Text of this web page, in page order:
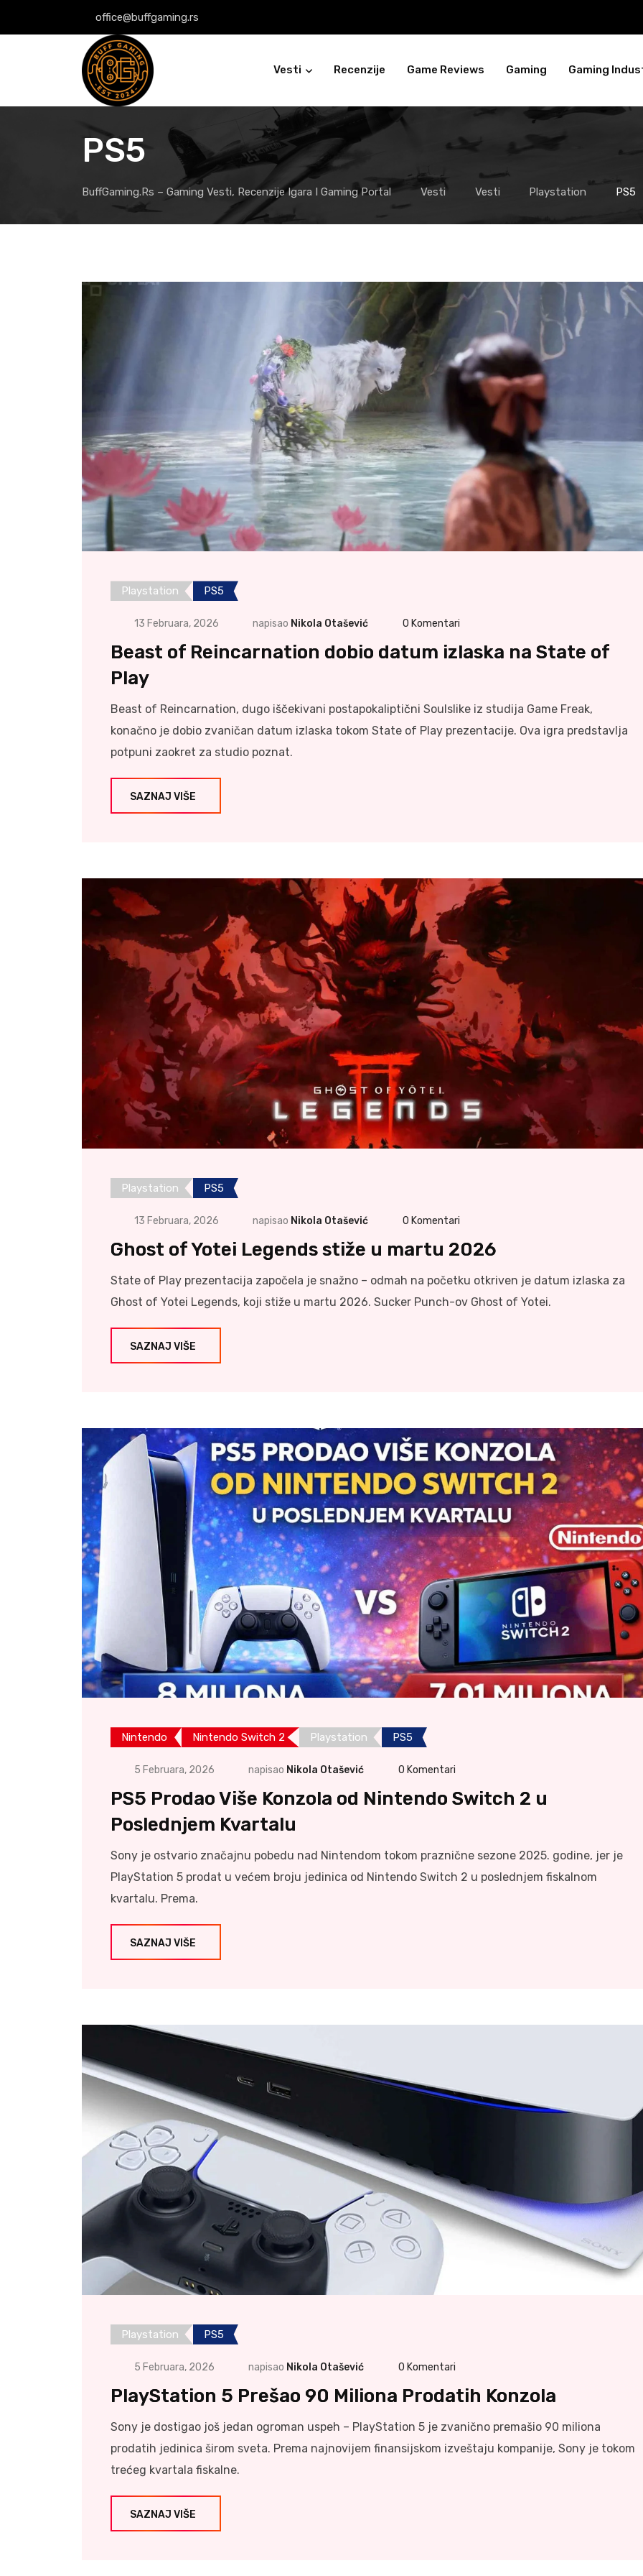
to
office@buffgaming.rs
Vesti Recenzije Game Reviews Gaming Gaming
PS5
BuffGaming.rs – Gaming Vesti, Recenzije Igara I Gaming Portal Vesti Vesti Playstation PS5
Playstation PS5
13 Februara, 2026 napisao Nikola Otašević 0 Komentari
Beast of Reincarnation dobio datum izlaska na State of
Play
Beast of Reincarnation, dugo iščekivani postapokaliptični Soulslike iz studija Game Freak,
konačno je dobio zvaničan datum izlaska tokom State of Play prezentacije. Ova igra predstavlja
potpuni zaokret za studio poznat.
SAZNAJ VIŠE
Playstation PS5
13 Februara, 2026 napisao Nikola Otašević 0 Komentari
Ghost of Yotei Legends stiže u martu 2026
State of Play prezentacija započela je snažno – odmah na početku otkriven je datum izlaska za
Ghost of Yotei Legends, koji stiže u martu 2026. Sucker Punch-ov Ghost of Yotei.
SAZNAJ VIŠE
Nintendo Nintendo Switch 2 Playstation PS5
5 Februara, 2026 napisao Nikola Otašević 0 Komentari
PS5 Prodao Više Konzola od Nintendo Switch 2 u
Poslednjem Kvartalu
Sony je ostvario značajnu pobedu nad Nintendom tokom praznične sezone 2025. godine, jer je
PlayStation 5 prodat u većem broju jedinica od Nintendo Switch 2 u poslednjem fiskalnom
kvartalu. Prema.
SAZNAJ VIŠE
Playstation PS5
5 Februara, 2026 napisao Nikola Otašević 0 Komentari
PlayStation 5 Prešao 90 Miliona Prodatih Konzola
Sony je dostigao još jedan ogroman uspeh – PlayStation 5 je zvanično premašio 90 miliona
prodatih jedinica širom sveta. Prema najnovijem finansijskom izveštaju kompanije, Sony je tokom
trećeg kvartala fiskalne.
SAZNAJ VIŠE